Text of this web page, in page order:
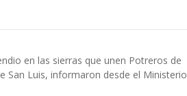
en las sierras que unen Potreros de
San Luis, informaron desde el Ministerio